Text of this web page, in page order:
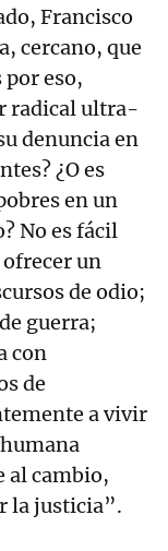
Francisco
cercano, que
por eso,
radical ultra-
denuncia en
¿O es
en un
No es fácil
un
de odio;
guerra;
con
de
a vivir
al cambio,
la justicia”.